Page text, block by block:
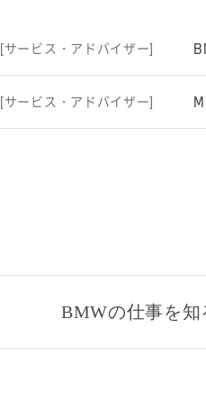
[サービス・アドバイザー]
[サービス・アドバイザー]
BMWの仕事を知